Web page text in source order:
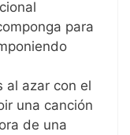
para
al azar con el
una canción
de una